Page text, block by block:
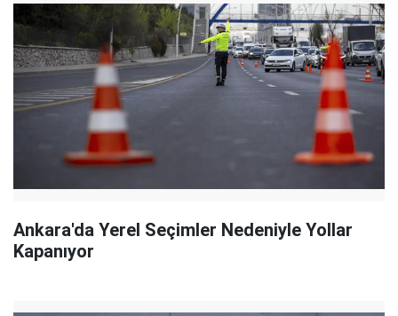
Ankara'da Yerel Seçimler Nedeniyle Yollar
Kapanıyor